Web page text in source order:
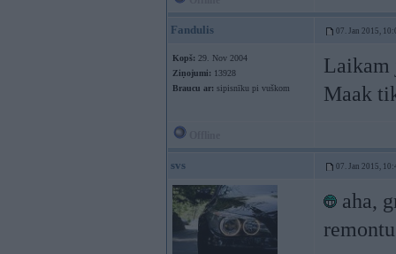
Fandulis 07. Jan 2015,
Kopš: 29. Nov 2004
Ziņojumi: 13928
Braucu ar: sipisnīku pi vuškom
Laikam
Maak
svs 07. Jan 2015,
aha,